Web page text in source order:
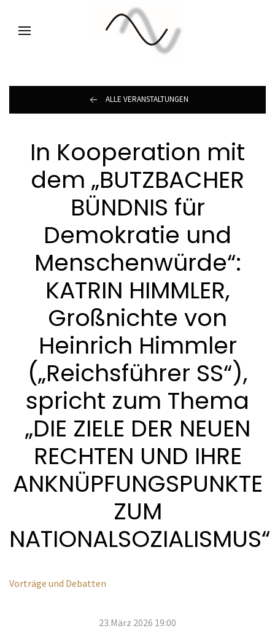
ALLE VERANSTALTUNGEN
In Kooperation mit
dem „BUTZBACHER
BÜNDNIS für
Demokratie und
Menschenwürde“:
KATRIN HIMMLER,
Großnichte von
Heinrich Himmler
(„Reichsführer SS“),
spricht zum Thema
„DIE ZIELE DER NEUEN
RECHTEN UND IHRE
ANKNÜPFUNGSPUNKTE
ZUM
NATIONALSOZIALISMUS“
Vorträge und Debatten
23.März 2026 19:00